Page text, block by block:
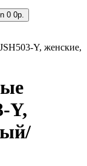
0 0р.
Y, женские,
Y,